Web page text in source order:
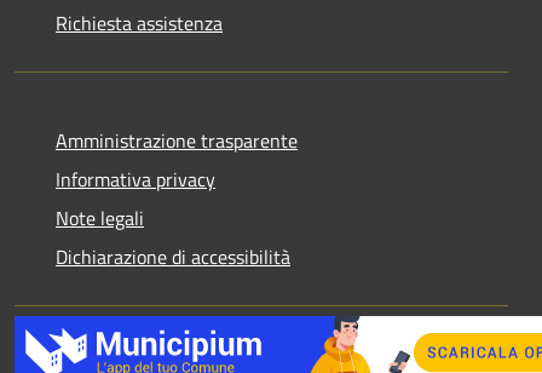
Richiesta assistenza
Amministrazione trasparente
Informativa privacy
Note legali
Dichiarazione di accessibilità